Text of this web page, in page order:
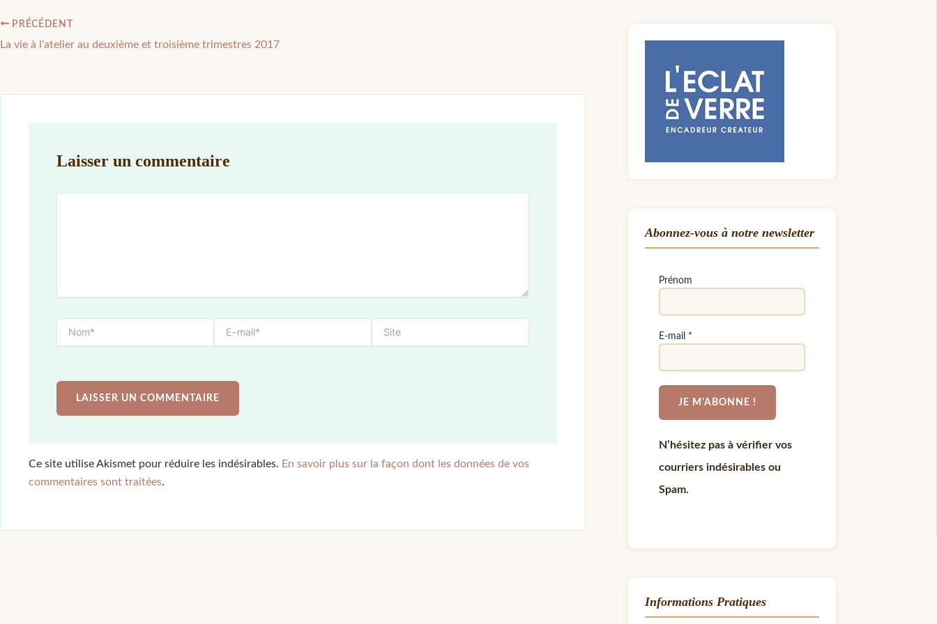
PRÉCÉDENT
La vie à l’atelier au deuxième et troisième trimestres 2017
Laisser un commentaire
Ce site utilise Akismet pour réduire les indésirables. En savoir plus sur la façon dont les données de vos
commentaires sont traitées.
Abonnez-vous à notre newsletter
Prénom
E-mail *
N’hésitez pas à vérifier vos
courriers indésirables ou
Spam.
Informations Pratiques